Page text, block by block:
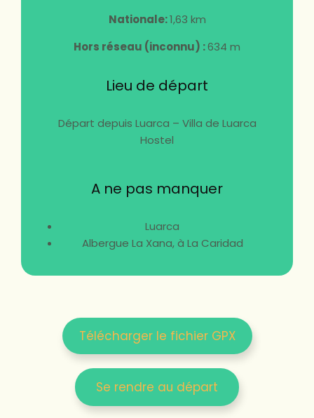
Nationale:1,63 km
Hors réseau (inconnu) :634 m
Lieu de départ
Départ depuis Luarca – Villa de Luarca
Hostel
A ne pas manquer
Luarca
Albergue La Xana, à La Caridad
Télécharger le fichier GPX
Se rendre au départ